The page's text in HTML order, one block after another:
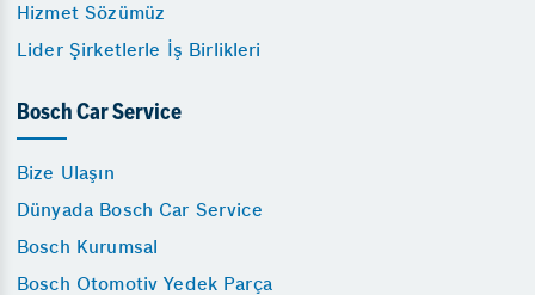
Hizmet Sözümüz
Lider Şirketlerle İş Birlikleri
Bosch Car Service
Bize Ulaşın
Dünyada Bosch Car Service
Bosch Kurumsal
Bosch Otomotiv Yedek Parça